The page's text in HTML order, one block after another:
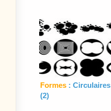
Formes : Circulaires
(2)